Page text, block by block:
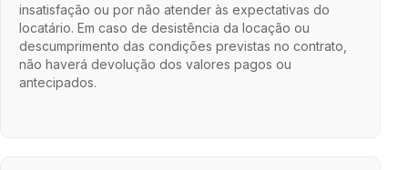
insatisfação ou por não atender às expectativas do
locatário. Em caso de desistência da locação ou
descumprimento das condições previstas no contrato,
não haverá devolução dos valores pagos ou
antecipados.